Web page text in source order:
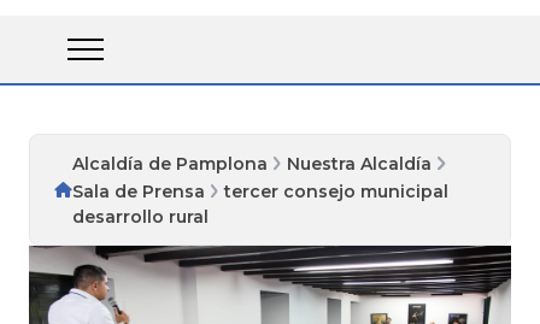
Alcaldía de Pamplona
Nuestra Alcaldía
Sala de Prensa
tercer consejo municipal
desarrollo rural